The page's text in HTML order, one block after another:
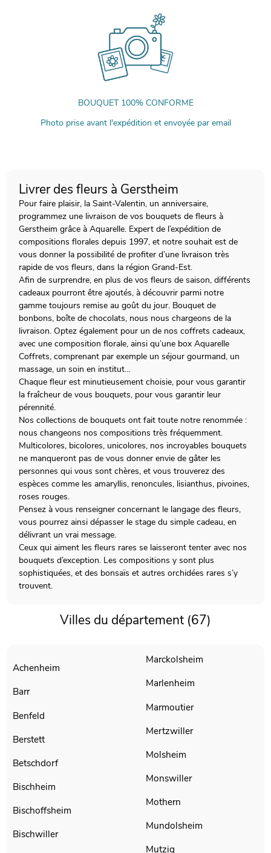
BOUQUET 100% CONFORME
Photo prise avant l'expédition et envoyée par email
Livrer des fleurs à Gerstheim
Pour faire plaisir, la Saint-Valentin, un anniversaire,
programmez une livraison de vos bouquets de fleurs à
Gerstheim grâce à Aquarelle. Expert de l’expédition de
compositions florales depuis 1997, et notre souhait est de
vous donner la possibilité de profiter d’une livraison très
rapide de vos fleurs, dans la région Grand-Est.
Afin de surprendre, en plus de vos fleurs de saison, différents
cadeaux pourront être ajoutés, à découvrir parmi notre
gamme toujours remise au goût du jour. Bouquet de
bonbons, boîte de chocolats, nous nous chargeons de la
livraison. Optez également pour un de nos coffrets cadeaux,
avec une composition florale, ainsi qu’une box Aquarelle
Coffrets, comprenant par exemple un séjour gourmand, un
massage, un soin en institut…
Chaque fleur est minutieusement choisie, pour vous garantir
la fraîcheur de vous bouquets, pour vous garantir leur
pérennité.
Nos collections de bouquets ont fait toute notre renommée :
nous changeons nos compositions très fréquemment.
Multicolores, bicolores, unicolores, nos incroyables bouquets
ne manqueront pas de vous donner envie de gâter les
personnes qui vous sont chères, et vous trouverez des
espèces comme les amaryllis, renoncules, lisianthus, pivoines,
roses rouges.
Pensez à vous renseigner concernant le langage des fleurs,
vous pourrez ainsi dépasser le stage du simple cadeau, en
délivrant un vrai message.
Ceux qui aiment les fleurs rares se laisseront tenter avec nos
bouquets d’exception. Les compositions y sont plus
sophistiquées, et des bonsaïs et autres orchidées rares s’y
trouvent.
Villes du département (67)
Achenheim
Barr
Benfeld
Berstett
Betschdorf
Bischheim
Bischoffsheim
Bischwiller
Marckolsheim
Marlenheim
Marmoutier
Mertzwiller
Molsheim
Monswiller
Mothern
Mundolsheim
Mutzig